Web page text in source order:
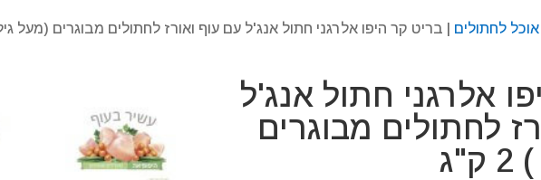
אוכל לחתולים | בריט קר היפו אלרגני חתול אנג'ל עם עוף ואורז לחתולים מבוגרים (מעל גיל 7 ) 2
אלרגני חתול אנג'ל
לחתולים מבוגרים